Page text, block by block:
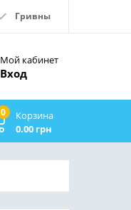
Гривны
Мой кабинет
Вход
0
Корзина
0.00 грн